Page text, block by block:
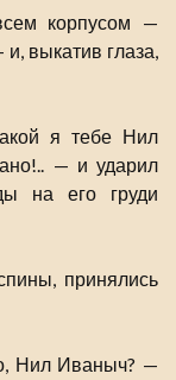
корпусом —
выкатив глаза,
я тебе Нил
— и ударил
на его груди
принялись
Нил Иваныч? —